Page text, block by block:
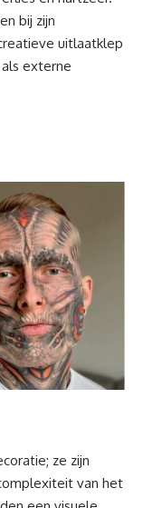
bij zijn
uitlaatklep
externe
ze zijn
van het